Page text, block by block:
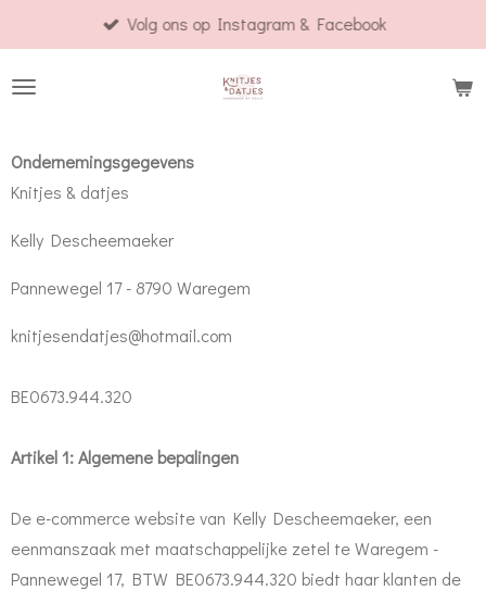
direct
naar
Volg ons op Instagram & Facebook
Ondernemingsgegevens
Knitjes & datjes
Kelly Descheemaeker
Pannewegel 17 - 8790 Waregem
knitjesendatjes@hotmail.com
BE0673.944.320
Artikel 1: Algemene bepalingen
De e-commerce website van Kelly Descheemaeker, een
eenmanszaak met maatschappelijke zetel te Waregem -
Pannewegel 17, BTW BE0673.944.320 biedt haar klanten de